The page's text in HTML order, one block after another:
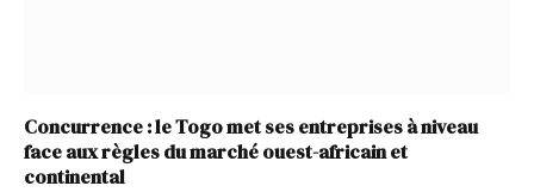
Concurrence : le Togo met ses entreprises à niveau
face aux règles du marché ouest-africain et
continental